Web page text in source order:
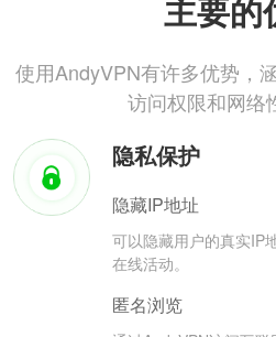
主要的
使用AndyVPN有许多优势，
访问权限和网络
隐私保护
隐藏IP地址
可以隐藏用户的真实IP
在线活动。
匿名浏览